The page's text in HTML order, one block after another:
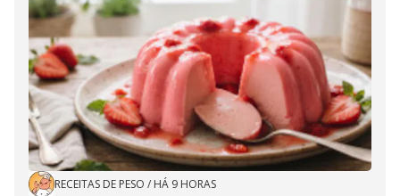
RECEITAS DE PESO / HÁ 9 HORAS